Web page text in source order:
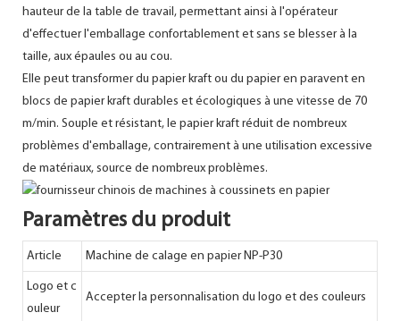
hauteur de la table de travail, permettant ainsi à l'opérateur
d'effectuer l'emballage confortablement et sans se blesser à la
taille, aux épaules ou au cou.
Elle peut transformer du papier kraft ou du papier en paravent en
blocs de papier kraft durables et écologiques à une vitesse de 70
m/min. Souple et résistant, le papier kraft réduit de nombreux
problèmes d'emballage, contrairement à une utilisation excessive
de matériaux, source de nombreux problèmes.
Paramètres du produit
Article Machine de calage en papier NP-P30
Logo et c
ouleur
Accepter la personnalisation du logo et des couleurs